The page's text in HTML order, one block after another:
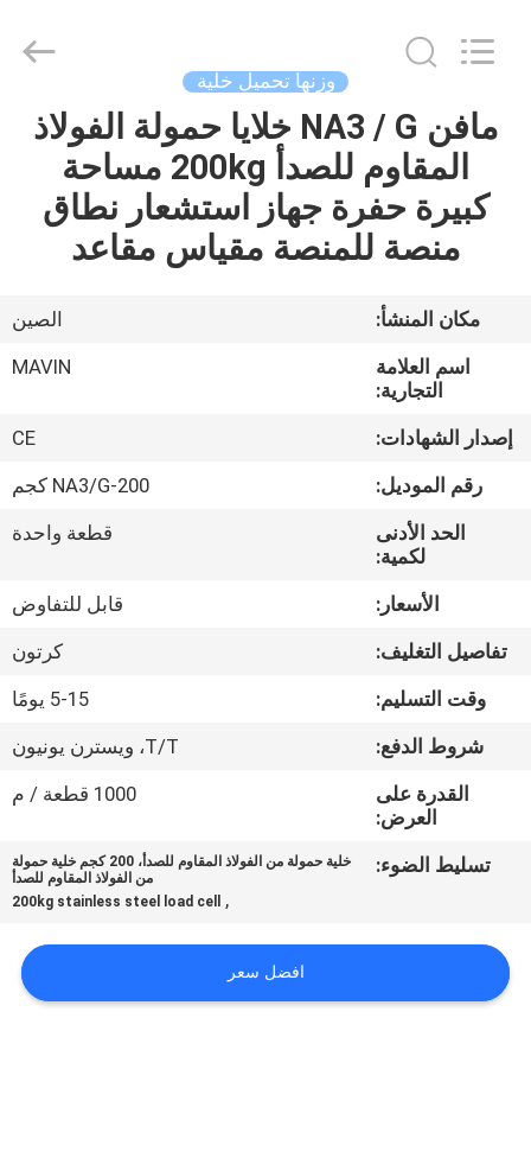
المنزل
المنتجات
حولنا
جولة
المصنع
مراقبة
أخبار
القضايا
اطلب
خريطة
الموقع
Co.,Limited.
وزنها تحميل خلية
مافن NA3 / G خلايا حمولة الفولاذ
المقاوم للصدأ 200kg مساحة
كبيرة حفرة جهاز استشعار نطاق
منصة للمنصة مقياس مقاعد
مكان المنشأ:
الصين
اسم العلامة
التجارية:
MAVIN
إصدار الشهادات:
CE
رقم الموديل:
NA3/G-200 كجم
الحد الأدنى
لكمية:
قطعة واحدة
الأسعار:
قابل للتفاوض
تفاصيل التغليف:
كرتون
وقت التسليم:
5-15 يومًا
شروط الدفع:
T/T، ويسترن يونيون
القدرة على
العرض:
1000 قطعة / م
تسليط الضوء:
خلية حمولة من الفولاذ المقاوم للصدأ، 200 كجم خلية حمولة
من الفولاذ المقاوم للصدأ
,
200kg stainless steel load cell
افضل سعر